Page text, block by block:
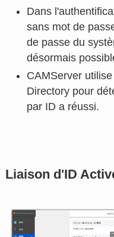
Dans
sans mot de
de passe du
désormais
CAMServer
Directory pour
par ID a réussi.
Liaison d'ID